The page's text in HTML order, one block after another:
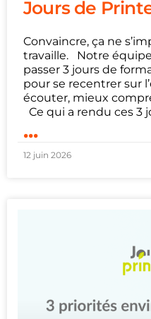
Jours de
Convaincre, ça ne
travaille. Notre
passer 3 jours de
pour se recentrer sur
écouter, mieux
Ce qui a rendu ces 3
...
12 juin 2026